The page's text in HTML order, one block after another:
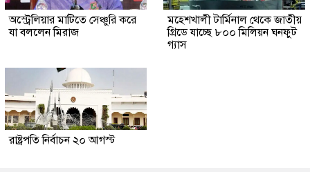
অস্ট্রেলিয়ার মাটিতে সেঞ্চুরি করে
যা বললেন মিরাজ
মহেশখালী টার্মিনাল থেকে জাতীয়
গ্রিডে যাচ্ছে ৮০০ মিলিয়ন ঘনফুট
গ্যাস
রাষ্ট্রপতি নির্বাচন ২০ আগস্ট